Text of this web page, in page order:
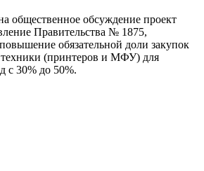
общественное обсуждение проект
Правительства № 1875,
обязательной доли закупок
техники (принтеров и МФУ) для
с 30% до 50%.